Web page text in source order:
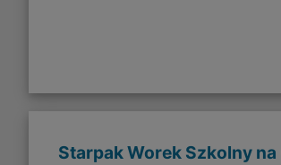
Starpak Worek Szkolny na